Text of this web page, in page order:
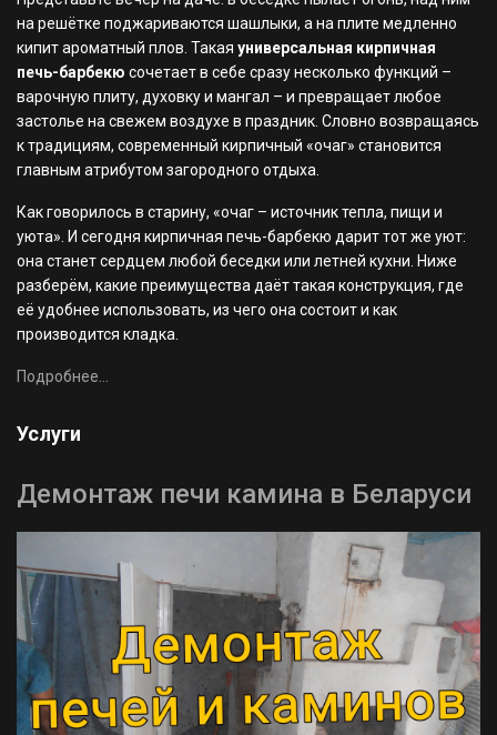
на решётке поджариваются шашлыки, а на плите медленно
кипит ароматный плов. Такая универсальная кирпичная
печь-барбекю сочетает в себе сразу несколько функций –
варочную плиту, духовку и мангал – и превращает любое
застолье на свежем воздухе в праздник. Словно возвращаясь
к традициям, современный кирпичный «очаг» становится
главным атрибутом загородного отдыха.
Как говорилось в старину, «очаг – источник тепла, пищи и
уюта». И сегодня кирпичная печь-барбекю дарит тот же уют:
она станет сердцем любой беседки или летней кухни. Ниже
разберём, какие преимущества даёт такая конструкция, где
её удобнее использовать, из чего она состоит и как
производится кладка.
Подробнее...
Услуги
Демонтаж печи камина в Беларуси